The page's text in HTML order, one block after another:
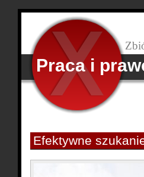
Praca i
Efektywne